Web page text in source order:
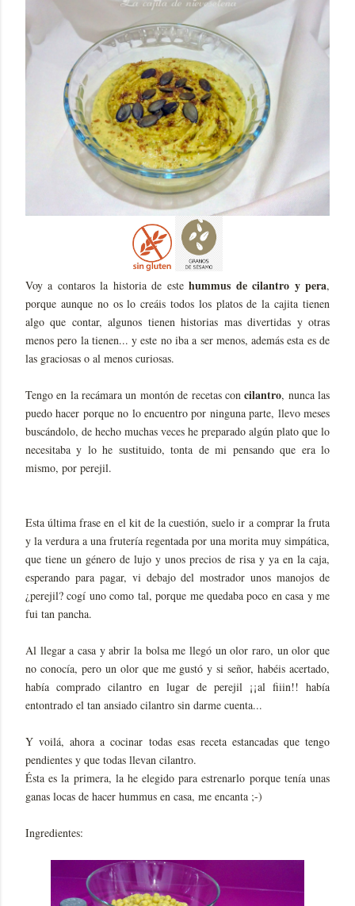
Voy a contaros la historia de estehummus de cilantro y pera,
porque aunque no os lo creáis todos los platos de la cajita tienen
algo que contar, algunos tienen historias mas divertidas y otras
menos pero la tienen... y este no iba a ser menos, además esta es de
las graciosas o al menos curiosas.
Tengo en la recámara un montón de recetas concilantro, nunca las
puedo hacer porque no lo encuentro por ninguna parte, llevo meses
buscándolo, de hecho muchas veces he preparado algún plato que lo
necesitaba y lo he sustituido, tonta de mi pensando que era lo
mismo, por perejil.
Esta última frase en el kit de la cuestión, suelo ir a comprar la fruta
y la verdura a una frutería regentada por una morita muy simpática,
que tiene un género de lujo y unos precios de risa y ya en la caja,
esperando para pagar, vi debajo del mostrador unos manojos de
¿perejil? cogí uno como tal, porque me quedaba poco en casa y me
fui tan pancha.
Al llegar a casa y abrir la bolsa me llegó un olor raro, un olor que
no conocía, pero un olor que me gustó y si señor, habéis acertado,
había comprado cilantro en lugar de perejil ¡¡al fiiin!! había
entontrado el tan ansiado cilantro sin darme cuenta...
Y voilá, ahora a cocinar todas esas receta estancadas que tengo
pendientes y que todas llevan cilantro.
Ésta es la primera, la he elegido para estrenarlo porque tenía unas
ganas locas de hacer hummus en casa, me encanta ;-)
Ingredientes: